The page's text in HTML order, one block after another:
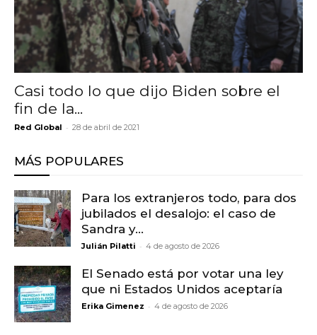
Casi todo lo que dijo Biden sobre el
fin de la...
Red Global - 28 de abril de 2021
MÁS POPULARES
Para los extranjeros todo, para dos
jubilados el desalojo: el caso de
Sandra y...
Julián Pilatti - 4 de agosto de 2026
El Senado está por votar una ley
que ni Estados Unidos aceptaría
Erika Gimenez - 4 de agosto de 2026